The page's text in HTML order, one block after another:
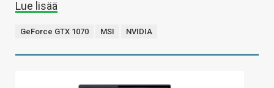
Lue lisää
GeForce GTX 1070 MSI NVIDIA